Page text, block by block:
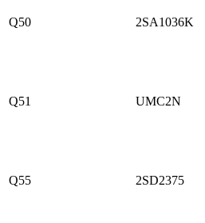
Q50 2SA1036K
Q51 UMC2N
Q55 2SD2375